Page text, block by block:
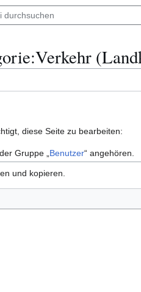
diese Seite zu bearbeiten:
Gruppe „ Benutzer“ angehören.
und kopieren.